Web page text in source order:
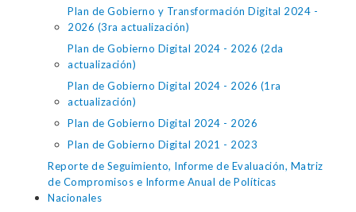
Plan de Gobierno y Transformación Digital 2024 -
2026 (3ra actualización)
Plan de Gobierno Digital 2024 - 2026 (2da
actualización)
Plan de Gobierno Digital 2024 - 2026 (1ra
actualización)
Plan de Gobierno Digital 2024 - 2026
Plan de Gobierno Digital 2021 - 2023
Reporte de Seguimiento, Informe de Evaluación, Matriz
de Compromisos e Informe Anual de Políticas
Nacionales